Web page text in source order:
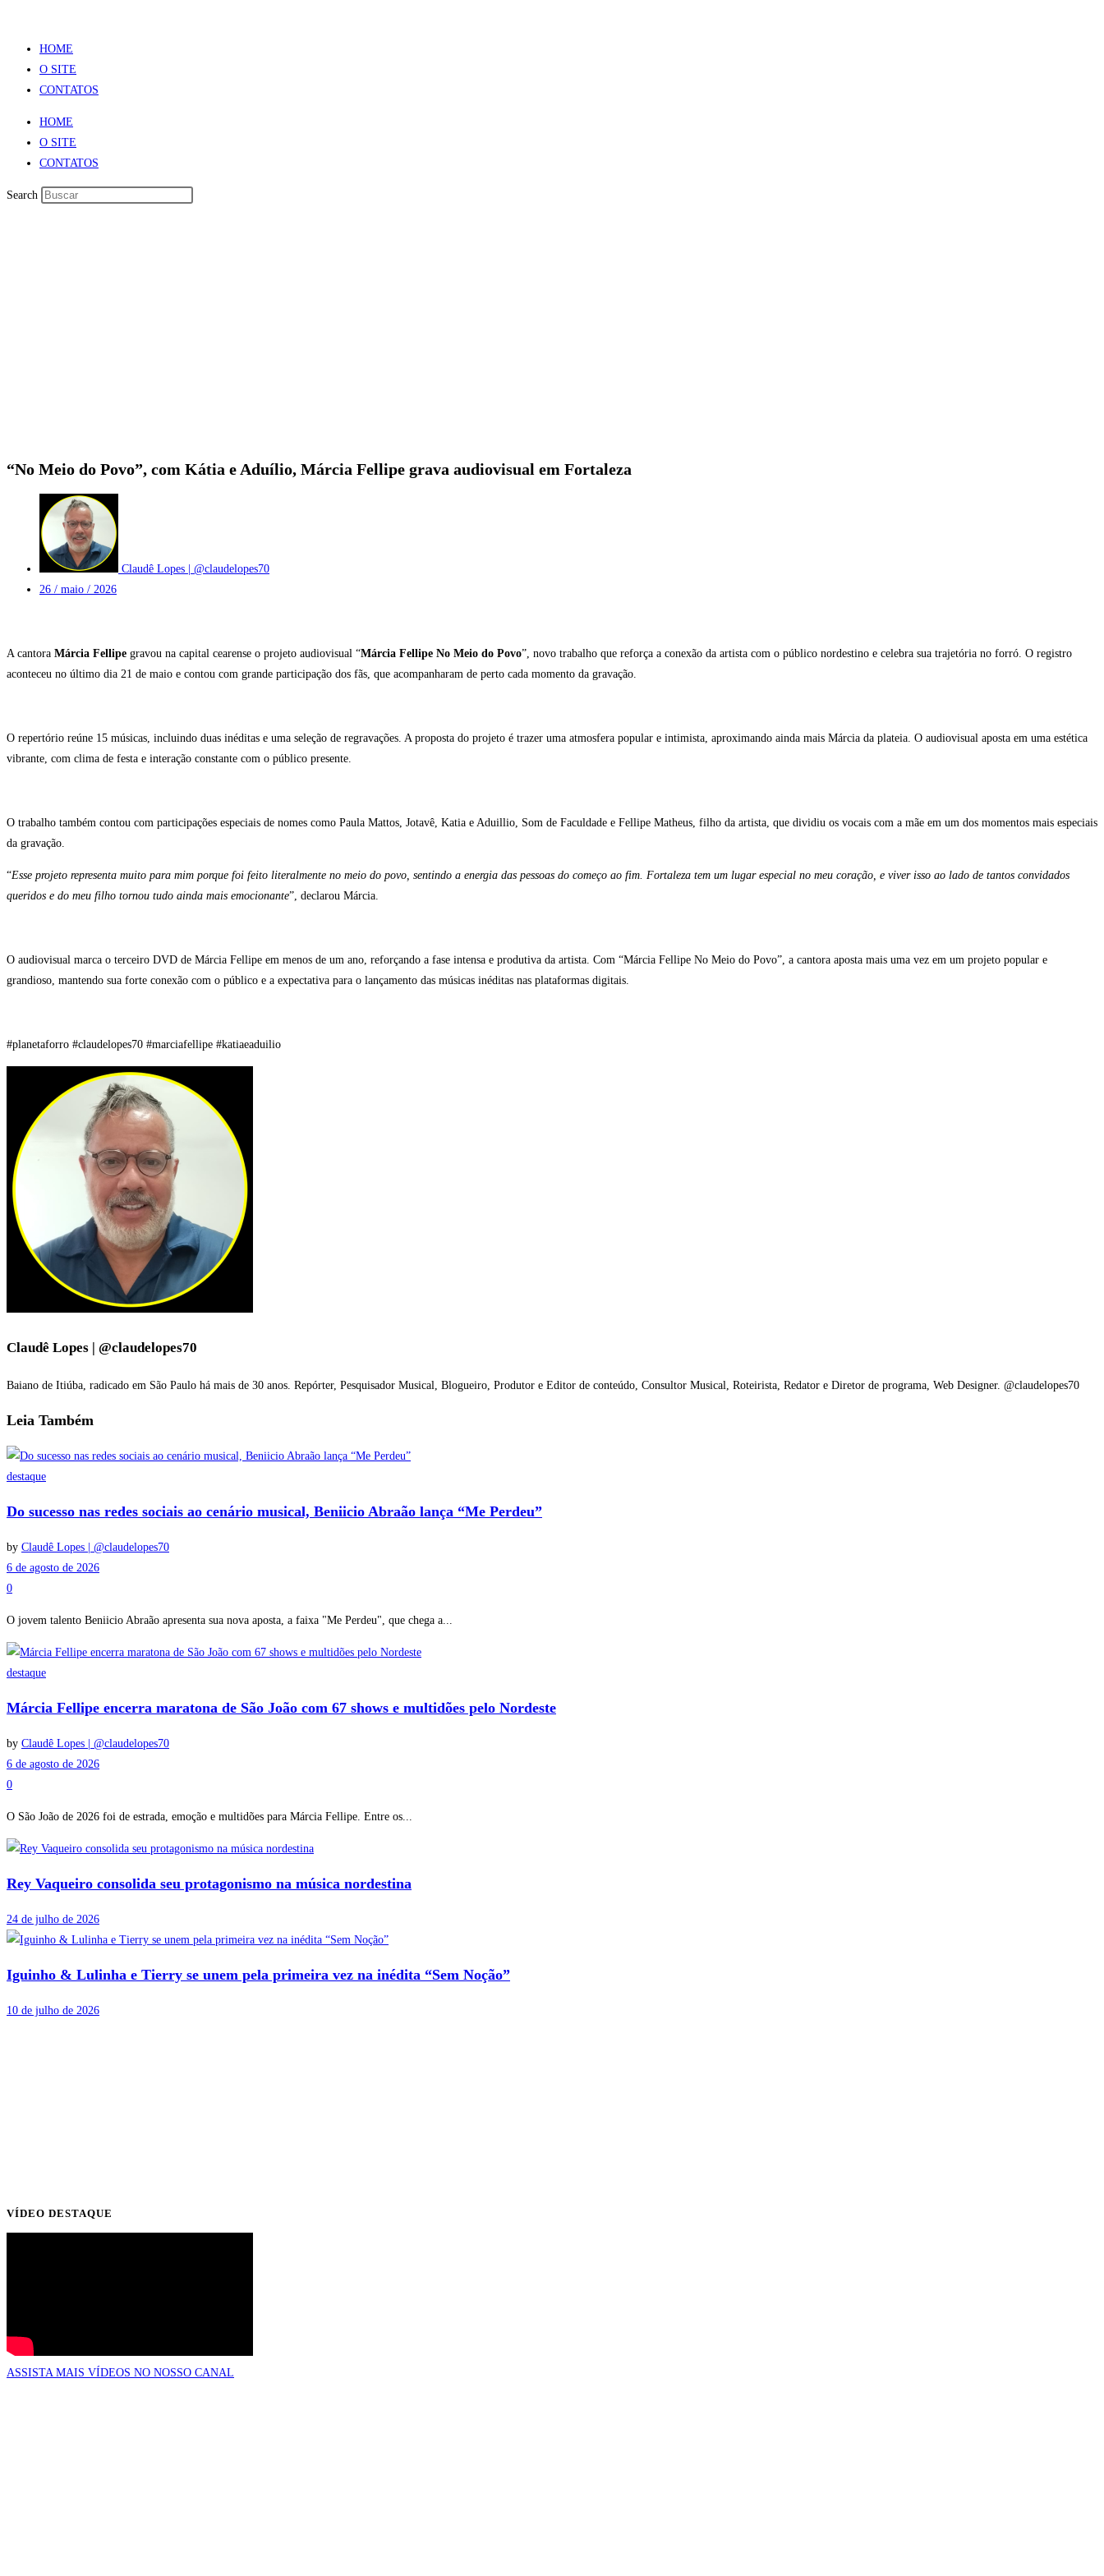
HOME
O SITE
CONTATOS
HOME
O SITE
CONTATOS
Search
“No Meio do Povo”, com Kátia e Aduílio, Márcia Fellipe grava audiovisual em Fortaleza
Claudê Lopes | @claudelopes70
26 / maio / 2026
A cantora Márcia Fellipe gravou na capital cearense o projeto audiovisual “Márcia Fellipe No Meio do Povo”, novo trabalho que reforça a conexão da artista com o público nordestino e celebra sua trajetória no forró. O registro
aconteceu no último dia 21 de maio e contou com grande participação dos fãs, que acompanharam de perto cada momento da gravação.
O repertório reúne 15 músicas, incluindo duas inéditas e uma seleção de regravações. A proposta do projeto é trazer uma atmosfera popular e intimista, aproximando ainda mais Márcia da plateia. O audiovisual aposta em uma estética
vibrante, com clima de festa e interação constante com o público presente.
O trabalho também contou com participações especiais de nomes como Paula Mattos, Jotavê, Katia e Aduillio, Som de Faculdade e Fellipe Matheus, filho da artista, que dividiu os vocais com a mãe em um dos momentos mais especiais
da gravação.
“Esse projeto representa muito para mim porque foi feito literalmente no meio do povo, sentindo a energia das pessoas do começo ao fim. Fortaleza tem um lugar especial no meu coração, e viver isso ao lado de tantos convidados
queridos e do meu filho tornou tudo ainda mais emocionante”, declarou Márcia.
O audiovisual marca o terceiro DVD de Márcia Fellipe em menos de um ano, reforçando a fase intensa e produtiva da artista. Com “Márcia Fellipe No Meio do Povo”, a cantora aposta mais uma vez em um projeto popular e
grandioso, mantendo sua forte conexão com o público e a expectativa para o lançamento das músicas inéditas nas plataformas digitais.
#planetaforro #claudelopes70 #marciafellipe #katiaeaduilio
Claudê Lopes | @claudelopes70
Baiano de Itiúba, radicado em São Paulo há mais de 30 anos. Repórter, Pesquisador Musical, Blogueiro, Produtor e Editor de conteúdo, Consultor Musical, Roteirista, Redator e Diretor de programa, Web Designer. @claudelopes70
Leia Também
destaque
Do sucesso nas redes sociais ao cenário musical, Beniicio Abraão lança “Me Perdeu”
by Claudê Lopes | @claudelopes70
6 de agosto de 2026
0
O jovem talento Beniicio Abraão apresenta sua nova aposta, a faixa "Me Perdeu", que chega a...
destaque
Márcia Fellipe encerra maratona de São João com 67 shows e multidões pelo Nordeste
by Claudê Lopes | @claudelopes70
6 de agosto de 2026
0
O São João de 2026 foi de estrada, emoção e multidões para Márcia Fellipe. Entre os...
Rey Vaqueiro consolida seu protagonismo na música nordestina
24 de julho de 2026
Iguinho & Lulinha e Tierry se unem pela primeira vez na inédita “Sem Noção”
10 de julho de 2026
VÍDEO DESTAQUE
ASSISTA MAIS VÍDEOS NO NOSSO CANAL